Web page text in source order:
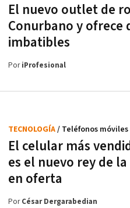
El nuevo outlet de
Conurbano y ofrece
imbatibles
PoriProfesional
El celular más
es el nuevo rey de
en oferta
TECNOLOGÍA/ Teléfonos móviles
PorCésar Dergarabedian